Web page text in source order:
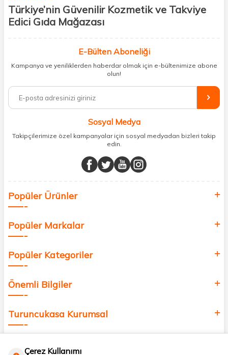
Türkiye’nin Güvenilir Kozmetik ve Takviye
Edici Gıda Mağazası
kişisel bakım hem de takviye edici gıda ürünlerini sizlerle
buluşturuyoruz. Artık mağaza mağaza dolaşmanıza gerek yok;
ihtiyacınız olan her şeyi tek bir çatı altında topluyor ve kapınıza kadar
%100 orijinal kozmetik ve sağlık ürünleriyle güzelliğinizi tamamlayabilir,
vücudunuzu desteklemek için güvenilir takviye edici gıdalara
minerallere kadar binlerce ürünü uygun fiyat ve hızlı kargo avantajıyla
sunuyoruz.
buluşturuyor ve online alışveriş deneyiminizi en iyi hale getiriyoruz.
Sağlık, güzellik ve iyi yaşam için aradığınız her şey burada!
değer katmak için bize katılın!
E-Bülten Aboneliği
Kampanya ve yeniliklerden haberdar olmak için e-bültenimize abone
olun!
Sosyal Medya
Takipçilerimize özel kampanyalar için sosyal medyadan bizleri takip
edin.
Popüler Ürünler
Popüler Markalar
Popüler Kategoriler
Önemli Bilgiler
Turuncukasa Kurumsal
Çerez Kullanımı